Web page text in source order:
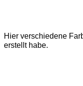
Hier verschiedene
erstellt habe.